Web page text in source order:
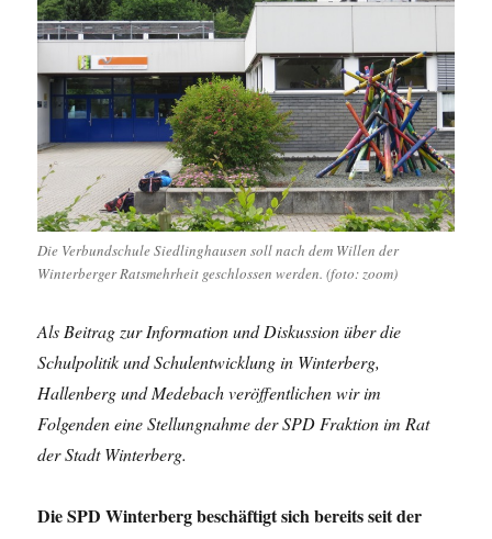
Die Verbundschule Siedlinghausen soll nach dem Willen der
Winterberger Ratsmehrheit geschlossen werden. (foto: zoom)
Als Beitrag zur Information und Diskussion über die
Schulpolitik und Schulentwicklung in Winterberg,
Hallenberg und Medebach veröffentlichen wir im
Folgenden eine Stellungnahme der SPD Fraktion im Rat
der Stadt Winterberg.
Die SPD Winterberg beschäftigt sich bereits seit der